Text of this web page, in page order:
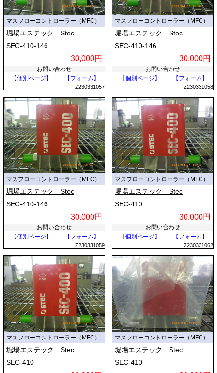
マスフローコントローラー（MFC）
堀場エステック Stec
SEC-410-146
30,000円
お問い合わせ
【個別ページ】
【フォーム】
Z230331057
マスフローコントローラー（MFC）
堀場エステック Stec
SEC-410-146
30,000円
お問い合わせ
【個別ページ】
【フォーム】
Z230331058
マスフローコントローラー（MFC）
堀場エステック Stec
SEC-410-146
30,000円
お問い合わせ
【個別ページ】
【フォーム】
Z230331059
マスフローコントローラー（MFC）
堀場エステック Stec
SEC-410
30,000円
お問い合わせ
【個別ページ】
【フォーム】
Z230331062
マスフローコントローラー（MFC）
堀場エステック Stec
SEC-410
マスフローコントローラー（MFC）
堀場エステック Stec
SEC-410